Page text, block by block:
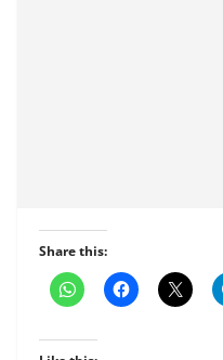
Share this: